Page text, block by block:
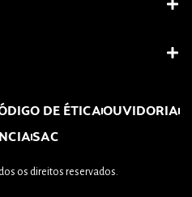
DE ÉTICAOUVIDORIA
SAC
os direitos reservados.